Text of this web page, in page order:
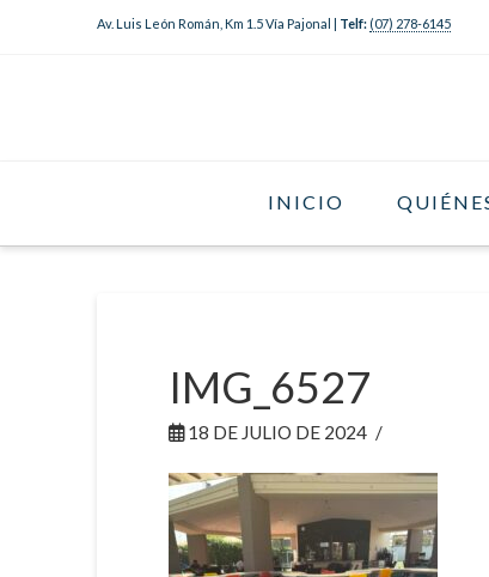
Av. Luis León Román, Km 1.5 Vía Pajonal | Telf: (07) 278-6145
INICIO
IMG_6527
18 DE JULIO DE 2024